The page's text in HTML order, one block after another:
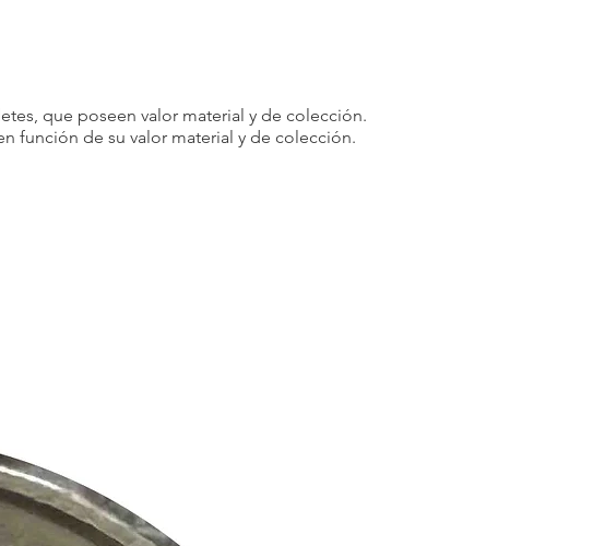
que poseen valor material y de colección.
función de su valor material y de colección.